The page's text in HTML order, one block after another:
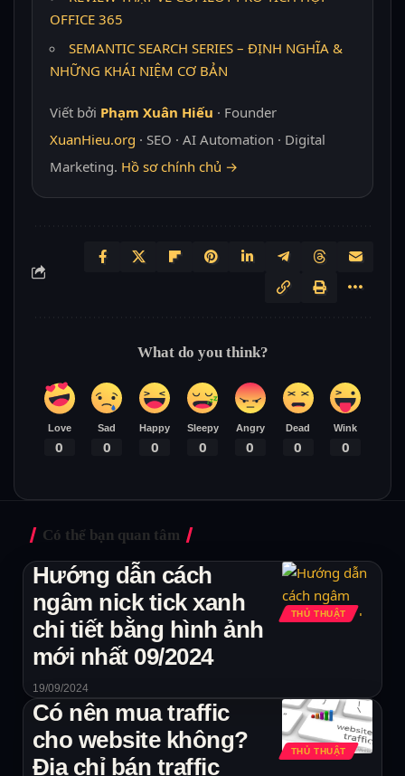
OFFICE 365
SEMANTIC SEARCH SERIES – ĐỊNH NGHĨA &
NHỮNG KHÁI NIỆM CƠ BẢN
Viết bởi Phạm Xuân Hiếu · Founder
XuanHieu.org · SEO · AI Automation · Digital
Marketing. Hồ sơ chính chủ →
What do you think?
Love
0
Sad
0
Happy
0
Sleepy
0
Angry
0
Dead
0
Wink
0
Có thể bạn quan tâm
THỦ THUẬT
Hướng dẫn cách
ngâm nick tick xanh
chi tiết bằng hình ảnh
mới nhất 09/2024
19/09/2024
THỦ THUẬT
Có nên mua traffic
cho website không?
Địa chỉ bán traffic